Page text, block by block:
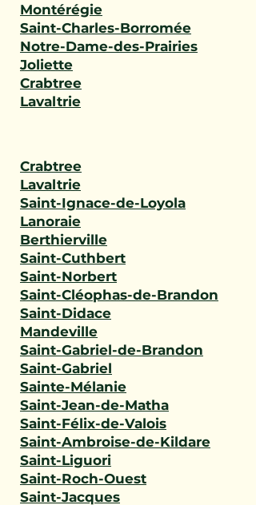
Montérégie
Saint-Charles-Borromée
Notre-Dame-des-Prairies
Joliette
Crabtree
Lavaltrie
Crabtree
Lavaltrie
Saint-Ignace-de-Loyola
Lanoraie
Berthierville
Saint-Cuthbert
Saint-Norbert
Saint-Cléophas-de-Brandon
Saint-Didace
Mandeville
Saint-Gabriel-de-Brandon
Saint-Gabriel
Sainte-Mélanie
Saint-Jean-de-Matha
Saint-Félix-de-Valois
Saint-Ambroise-de-Kildare
Saint-Liguori
Saint-Roch-Ouest
Saint-Jacques